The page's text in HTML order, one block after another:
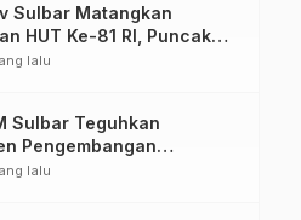
Sulbar Matangkan
HUT Ke-81 RI, Puncak
di Lapangan Ahmad
lalu
Sulbar Teguhkan
Pengembangan
ASN melalui
lalu